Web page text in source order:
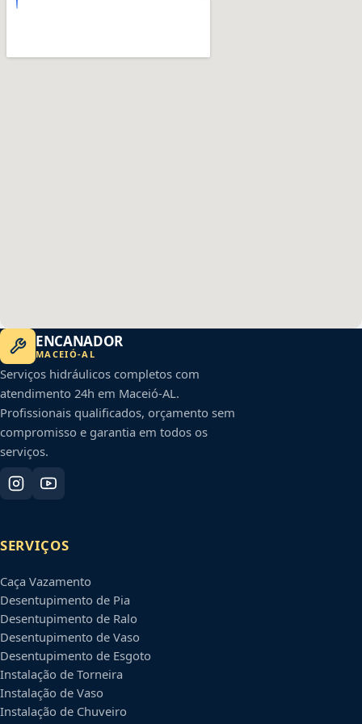
ENCANADOR
MACEIÓ-AL
Serviços hidráulicos completos com
atendimento 24h em Maceió-AL.
Profissionais qualificados, orçamento sem
compromisso e garantia em todos os
serviços.
SERVIÇOS
Caça Vazamento
Desentupimento de Pia
Desentupimento de Ralo
Desentupimento de Vaso
Desentupimento de Esgoto
Instalação de Torneira
Instalação de Vaso
Instalação de Chuveiro